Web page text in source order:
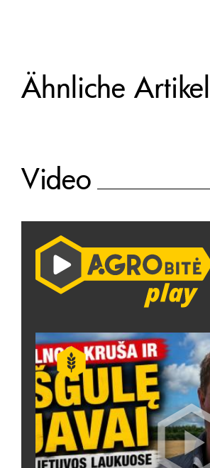
Ähnliche Artikel
Video